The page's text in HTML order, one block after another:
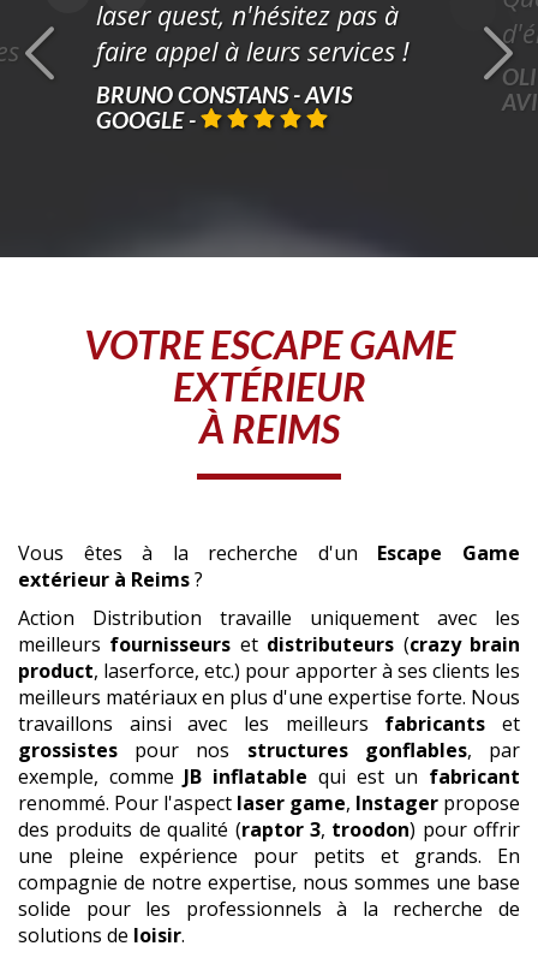
laser quest, n'hésitez pas à
faire appel à leurs services !
BRUNO CONSTANS - AVIS
GOOGLE -
VOTREESCAPE GAME
EXTÉRIEUR
À REIMS
Vous êtes à la recherche d'un Escape Game
extérieur à Reims?
Action Distribution travaille uniquement avec les
meilleurs fournisseurs et distributeurs (crazy brain
product, laserforce, etc.) pour apporter à ses clients les
meilleurs matériaux en plus d'une expertise forte. Nous
travaillons ainsi avec les meilleurs fabricants et
grossistes pour nos structures gonflables, par
exemple, comme JB inflatable qui est un fabricant
renommé. Pour l'aspect laser game, Instager propose
des produits de qualité (raptor 3, troodon) pour offrir
une pleine expérience pour petits et grands. En
compagnie de notre expertise, nous sommes une base
solide pour les professionnels à la recherche de
solutions de loisir.